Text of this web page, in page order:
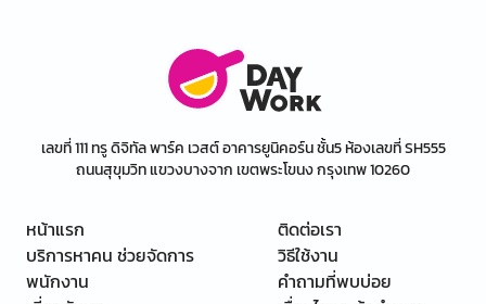
เลขที่ 111 ทรู ดิจิทัล พาร์ค เวสต์ อาคารยูนิคอร์น ชั้น5 ห้องเลขที่ SH555
ถนนสุขุมวิท แขวงบางจาก เขตพระโขนง กรุงเทพ 10260
หน้าแรก
บริการหาคน ช่วยจัดการ
พนักงาน
ติดต่อเรา
วิธีใช้งาน
คำถามที่พบบ่อย